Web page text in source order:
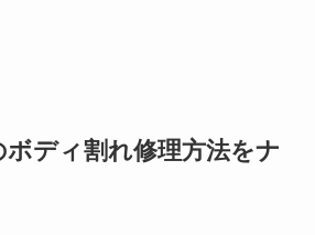
ディ割れ修理方法をナ